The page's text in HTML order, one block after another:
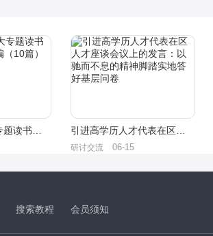
研讨交流 06-15
搜索教程 会员须知